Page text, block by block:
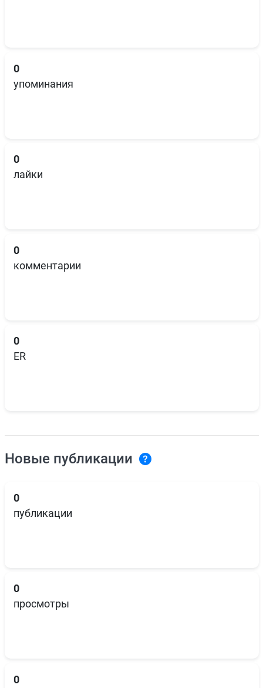
0
упоминания
0
лайки
0
комментарии
0
ER
Новые публикации
0
публикации
0
просмотры
0